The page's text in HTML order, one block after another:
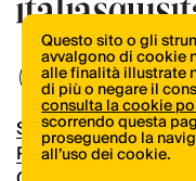
Shop
Pubblicità
Questo sito o gli
avvalgono di cookie
alle finalità illustrate
di più o negare il
consulta la cookie
scorrendo questa
proseguendo la
all’uso dei cookie.